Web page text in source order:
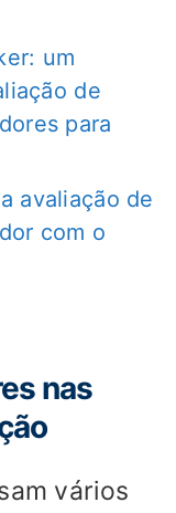
um
de
para
avaliação de
com o
nas
vários